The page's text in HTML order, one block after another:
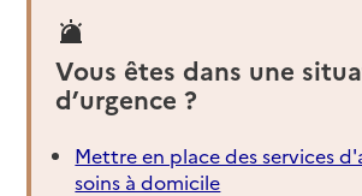
Vous êtes dans une
d’urgence ?
Mettre en place des services
soins à domicile